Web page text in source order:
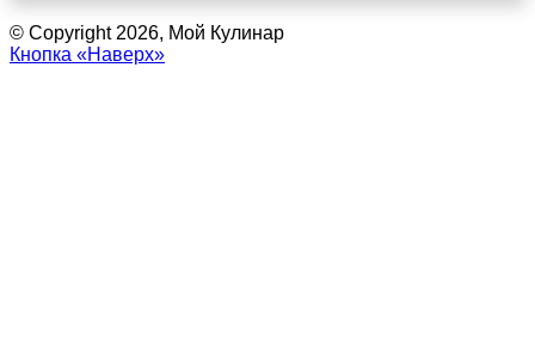
© Copyright 2026, Мой Кулинар
Кнопка «Наверх»